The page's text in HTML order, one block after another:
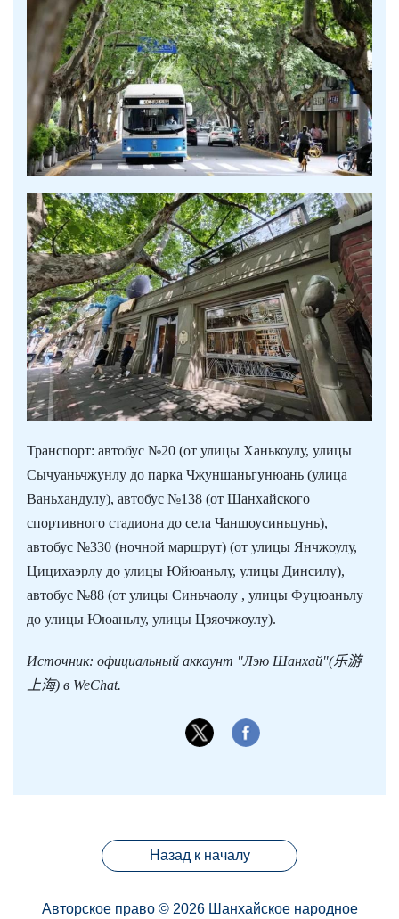
Транспорт: автобус №20 (от улицы Ханькоулу, улицы
Сычуаньчжунлу до парка Чжуншаньгунюань (улица
Ваньхандулу), автобус №138 (от Шанхайского
спортивного стадиона до села Чаншоусиньцунь),
автобус №330 (ночной маршрут) (от улицы Янчжоулу,
Цицихаэрлу до улицы Юйюаньлу, улицы Динсилу),
автобус №88 (от улицы Синьчаолу , улицы Фуцюаньлу
до улицы Ююаньлу, улицы Цзяочжоулу).
Источник: официальный аккаунт "Лэю Шанхай"(乐游
上海) в WeChat.
Назад к началу
Авторское право © 2026 Шанхайское народное